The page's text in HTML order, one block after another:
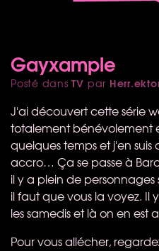
Gayxample
Posté dansTV par
J'ai découvert cette série
totalement bénévolement
quelques temps et j'en
accro… Ça se passe à
il y a plein de
il faut que vous la voyez. Il
les samedis et là on en est
Pour vous allécher,